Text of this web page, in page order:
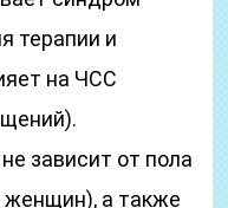
терапии и
на ЧСС
зависит от пола
женщин), а также